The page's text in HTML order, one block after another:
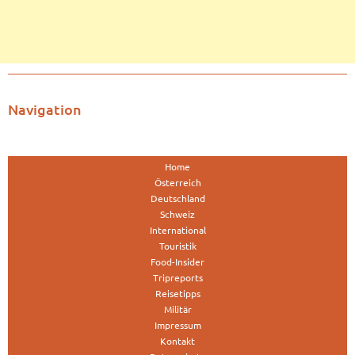
Navigation
Home
Österreich
Deutschland
Schweiz
International
Touristik
Food-Insider
Tripreports
Reisetipps
Militär
Impressum
Kontakt